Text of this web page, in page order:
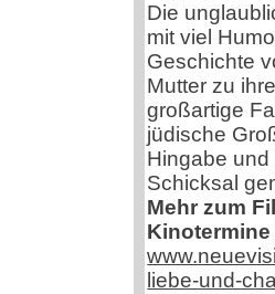
Die
mit viel
Geschichte
Mutter zu
großartige
jüdische
Hingabe
Schicksal
Mehr zum
liebe-und-